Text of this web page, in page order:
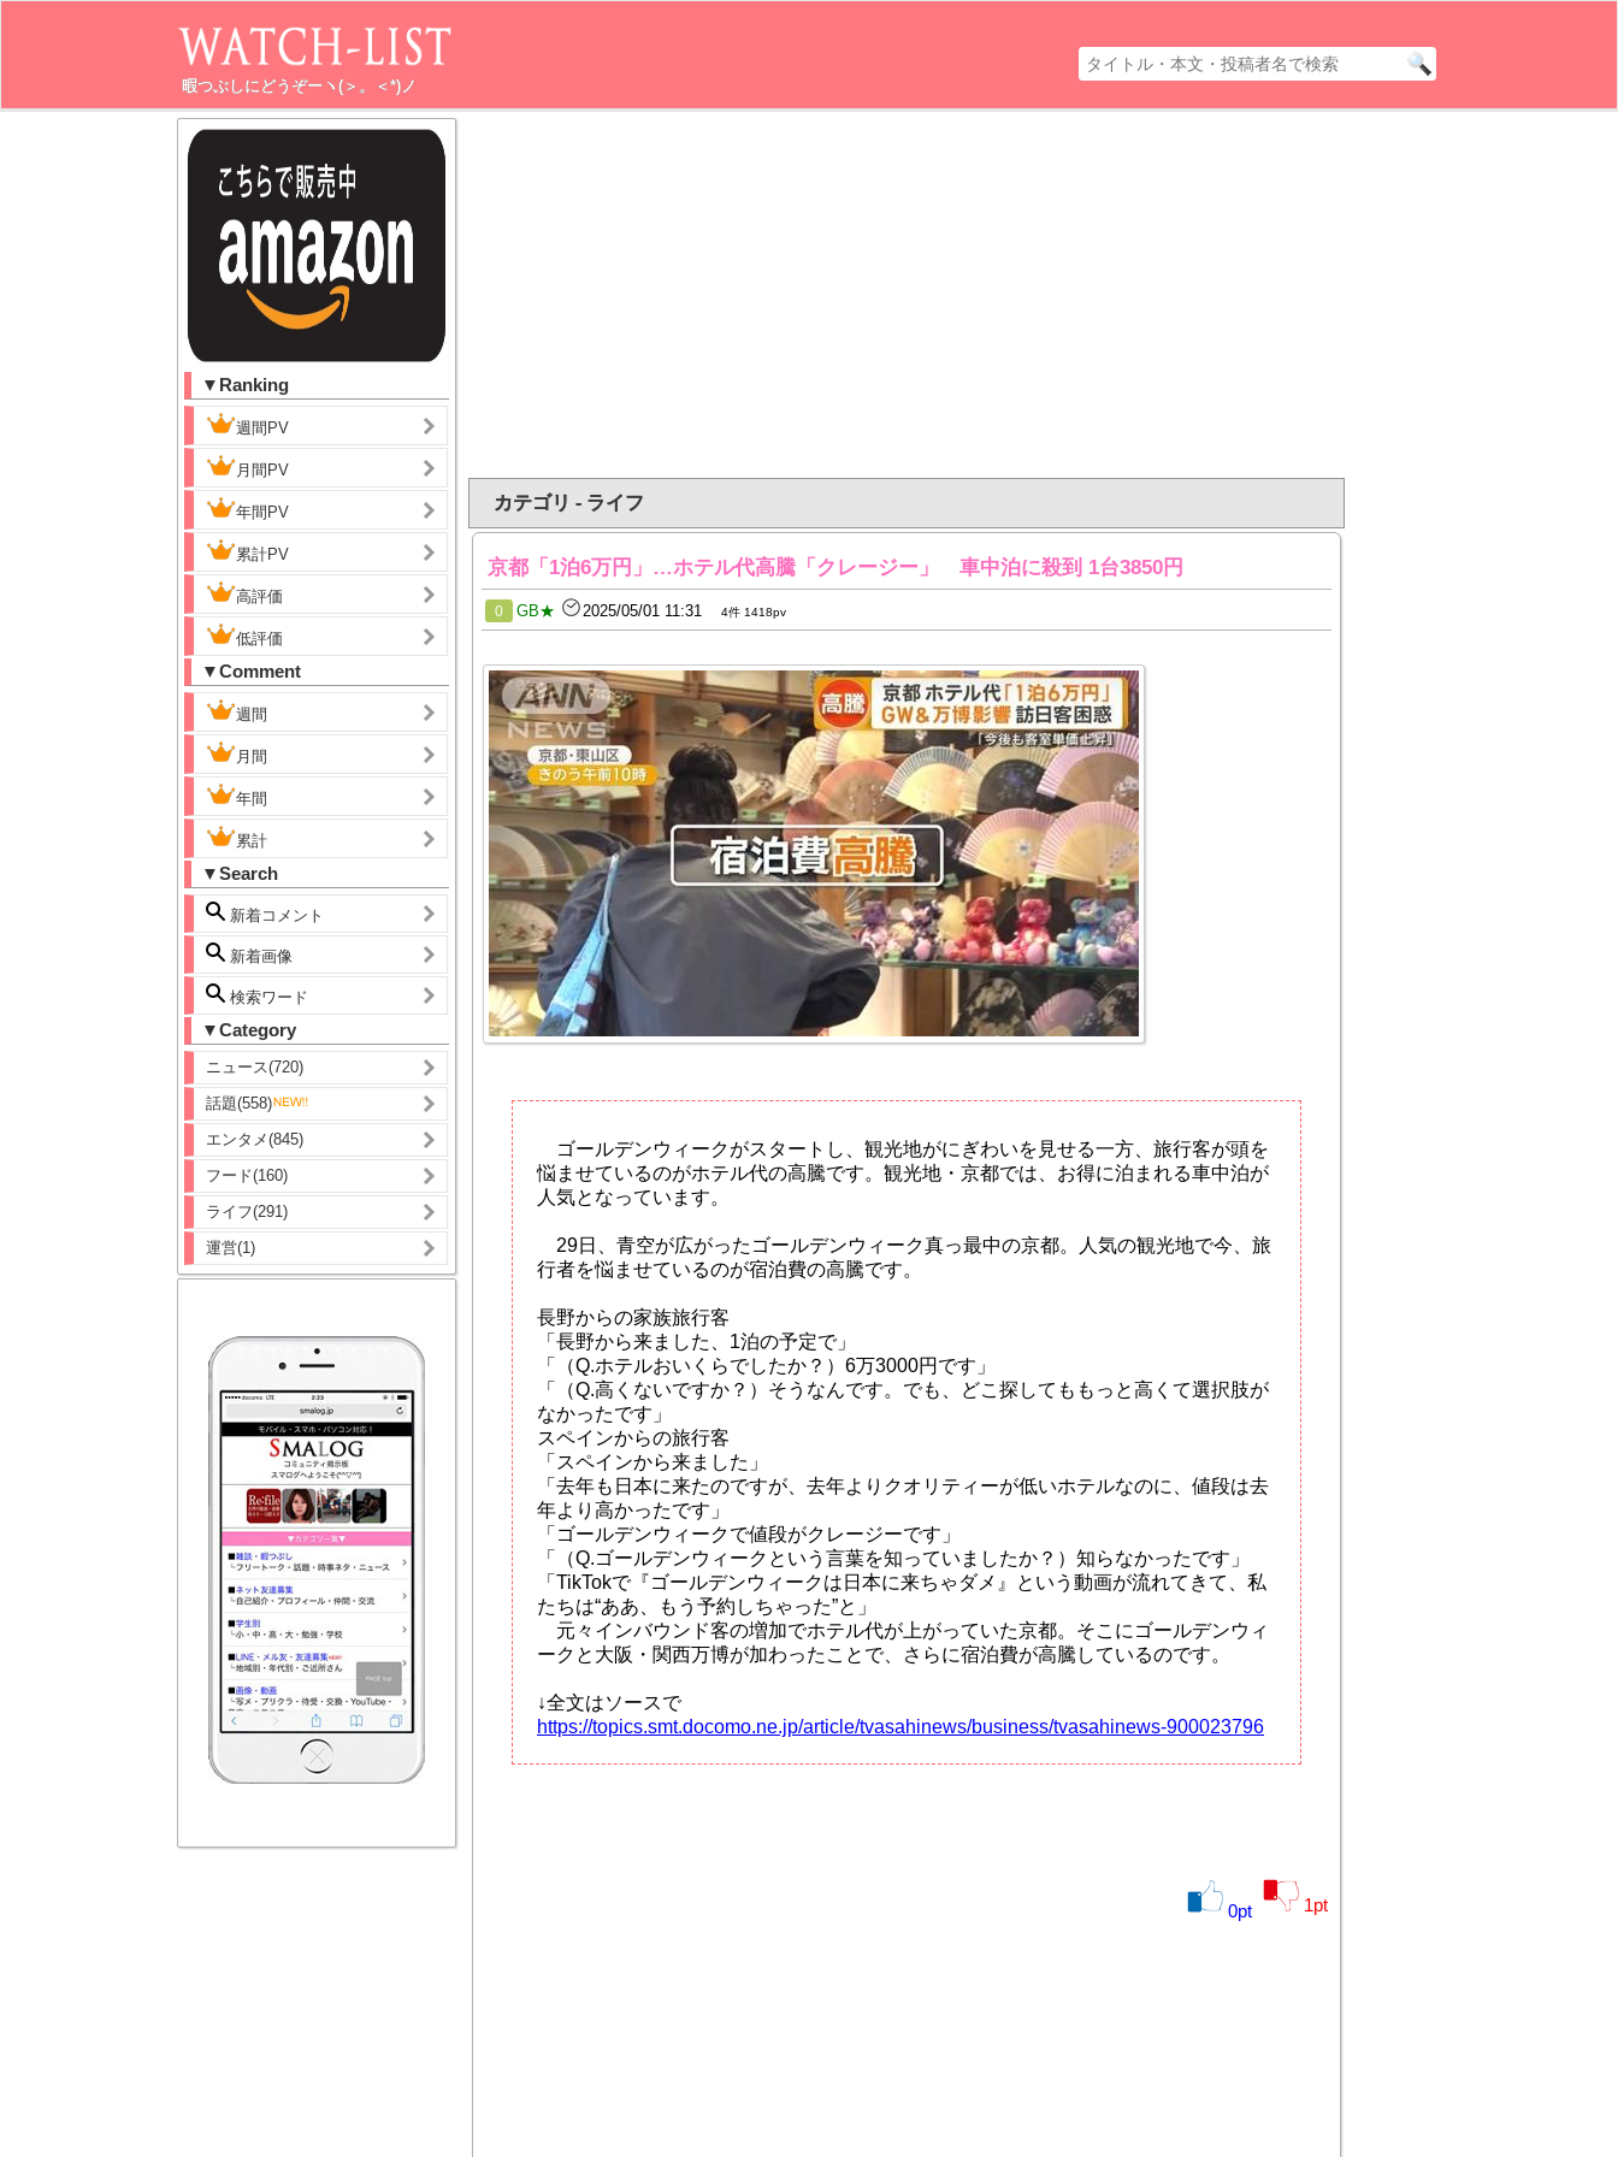
暇つぶしにどうぞーヽ(＞。＜*)ノ
▼Ranking
週間PV
月間PV
年間PV
累計PV
高評価
低評価
▼Comment
週間
月間
年間
累計
▼Search
新着コメント
新着画像
検索ワード
▼Category
ニュース(720)
話題(558)
エンタメ(845)
フード(160)
ライフ(291)
運営(1)
カテゴリ - ライフ
京都「1泊6万円」…ホテル代高騰「クレージー」 車中泊に殺到 1台3850円
0 GB★ 2025/05/01 11:31 4件 1418pv
ゴールデンウィークがスタートし、観光地がにぎわいを見せる一方、旅行客が頭を
悩ませているのがホテル代の高騰です。観光地・京都では、お得に泊まれる車中泊が
人気となっています。
29日、青空が広がったゴールデンウィーク真っ最中の京都。人気の観光地で今、旅
行者を悩ませているのが宿泊費の高騰です。
長野からの家族旅行客
「長野から来ました、1泊の予定で」
「（Q.ホテルおいくらでしたか？）6万3000円です」
「（Q.高くないですか？）そうなんです。でも、どこ探してももっと高くて選択肢が
なかったです」
スペインからの旅行客
「スペインから来ました」
「去年も日本に来たのですが、去年よりクオリティーが低いホテルなのに、値段は去
年より高かったです」
「ゴールデンウィークで値段がクレージーです」
「（Q.ゴールデンウィークという言葉を知っていましたか？）知らなかったです」
「TikTokで『ゴールデンウィークは日本に来ちゃダメ』という動画が流れてきて、私
たちは“ああ、もう予約しちゃった”と」
元々インバウンド客の増加でホテル代が上がっていた京都。そこにゴールデンウィ
ークと大阪・関西万博が加わったことで、さらに宿泊費が高騰しているのです。
↓全文はソースで
https://topics.smt.docomo.ne.jp/article/tvasahinews/business/tvasahinews-900023796
0pt 1pt